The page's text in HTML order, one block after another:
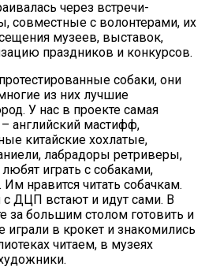
через встречи-
совместные с волонтерами, их
музеев, выставок,
праздников и конкурсов.
собаки, они
из них лучшие
У нас в проекте самая
английский мастифф,
китайские хохлатые,
лабрадоры ретриверы,
играть с собаками,
Им нравится читать собачкам.
с ДЦП встают и идут сами. В
за большим столом готовить и
играли в крокет и знакомились
читаем, в музеях